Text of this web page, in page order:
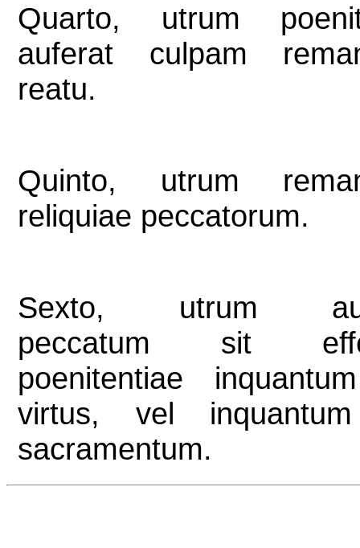
Quarto, utrum
auferat culpam
reatu.
Quinto, utrum
reliquiae peccatorum.
Sexto, utrum
peccatum sit
poenitentiae
virtus, vel
sacramentum.